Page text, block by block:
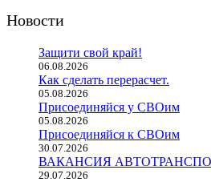
Новости
Защити свой край!
06.08.2026
Как сделать перерасчет.
05.08.2026
Присоединяйся у СВОим
05.08.2026
Присоединяйся к СВОим
30.07.2026
ВАКАНСИЯ
29.07.2026